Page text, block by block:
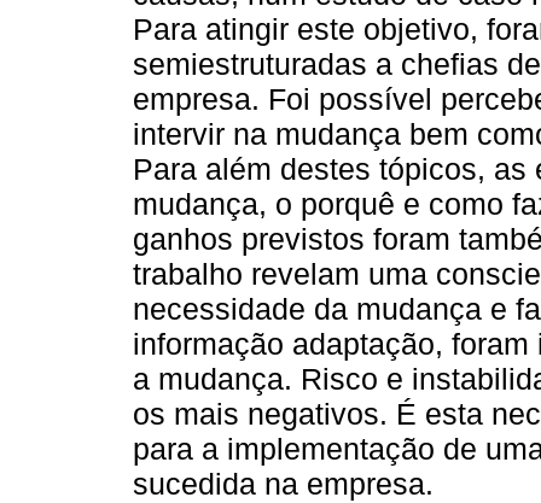
Para atingir este objetivo,
semiestruturadas a chefias
empresa. Foi possível
intervir na mudança bem
Para além destes tópicos,
mudança, o porquê e como
ganhos previstos foram
trabalho revelam uma
necessidade da mudança e
informação adaptação,
a mudança. Risco e
os mais negativos. É esta
para a implementação de
sucedida na empresa.